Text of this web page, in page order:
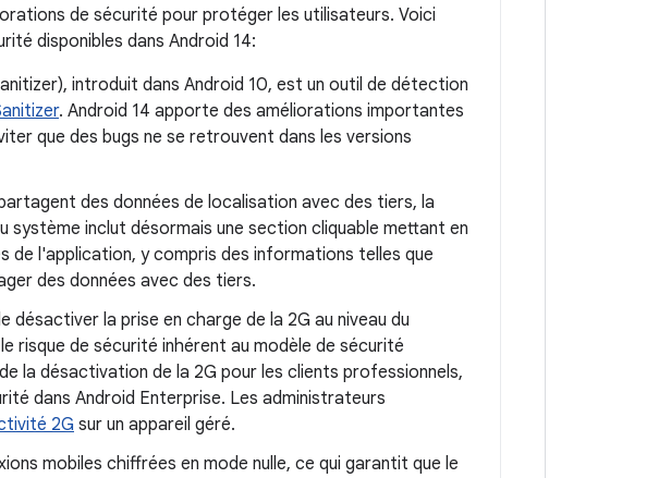
de sécurité pour protéger les utilisateurs. Voici
disponibles dans Android 14:
introduit dans Android 10, est un outil de détection
. Android 14 apporte des améliorations importantes
que des bugs ne se retrouvent dans les versions
des données de localisation avec des tiers, la
inclut désormais une section cliquable mettant en
de l'application, y compris des informations telles que
des données avec des tiers.
la prise en charge de la 2G au niveau du
risque de sécurité inhérent au modèle de sécurité
la désactivation de la 2G pour les clients professionnels,
dans Android Enterprise. Les administrateurs
2G sur un appareil géré.
mobiles chiffrées en mode nulle, ce qui garantit que le